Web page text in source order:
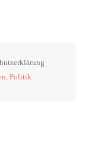
Politik